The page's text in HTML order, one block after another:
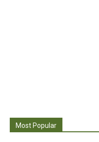
Most Popular